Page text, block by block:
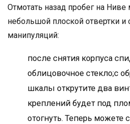
Отмотать назад пробег на
небольшой плоской отвертки
манипуляций:
после снятия корпуса
облицовочное стекло;с
шкалы открутите два
креплений будет под
отогнуть. Теперь можете